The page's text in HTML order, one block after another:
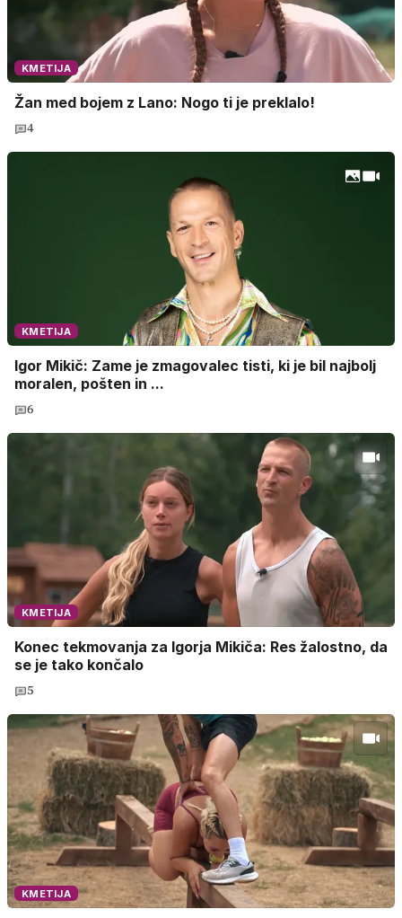
KMETIJA
Žan med bojem z Lano: Nogo ti je preklalo!
4
KMETIJA
Igor Mikič: Zame je zmagovalec tisti, ki je bil najbolj
moralen, pošten in ...
6
KMETIJA
Konec tekmovanja za Igorja Mikiča: Res žalostno, da
se je tako končalo
5
KMETIJA